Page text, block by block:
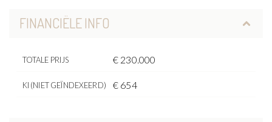
FINANCIËLE INFO
TOTALE PRIJS € 230.000
KI (NIET GEÏNDEXEERD) € 654